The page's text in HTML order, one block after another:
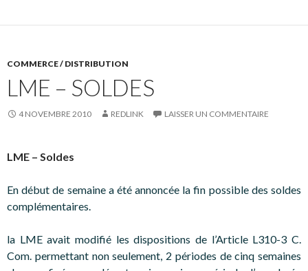
COMMERCE / DISTRIBUTION
LME – SOLDES
4 NOVEMBRE 2010 REDLINK LAISSER UN COMMENTAIRE
LME – Soldes
En début de semaine a été annoncée la fin possible des soldes
complémentaires.
la LME avait modifié les dispositions de l’Article L310-3 C.
Com. permettant non seulement, 2 périodes de cinq semaines